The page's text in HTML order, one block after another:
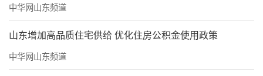
中华网山东频道
山东增加高品质住宅供给 优化住房公积金使用政策
中华网山东频道